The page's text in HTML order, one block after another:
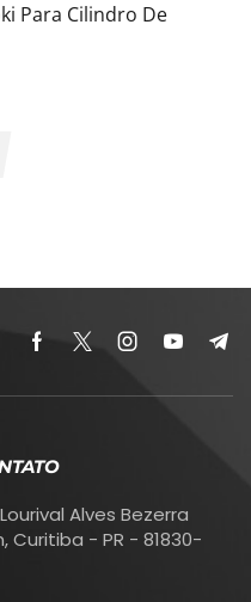
Para Cilindro De
Alves Bezerra
Curitiba - PR - 81830-